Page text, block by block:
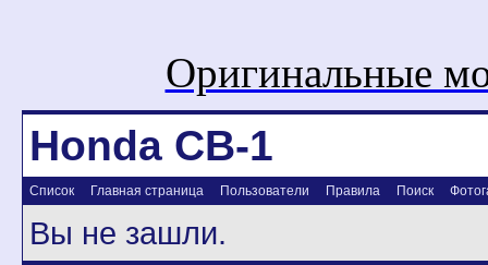
Оригинальные
Honda CB-1
Список Главная страница Пользователи Правила Поиск
Вы не зашли.